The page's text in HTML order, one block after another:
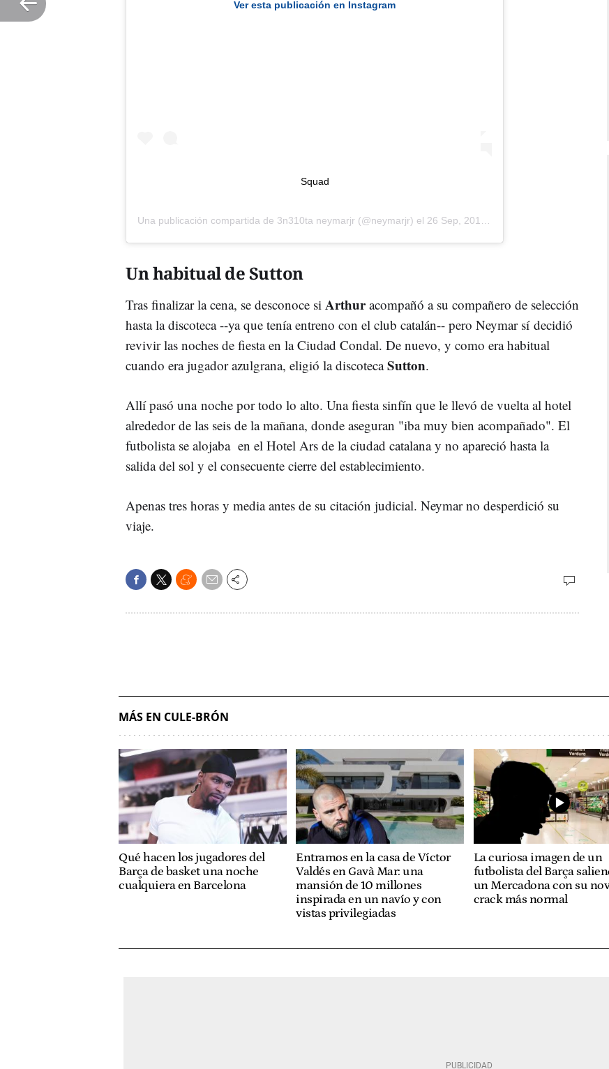
Ver esta publicación en Instagram
Squad
Una publicación compartida de 3n310ta neymarjr (@neymarjr) el 26 Sep, 2019 a las 4:16 PDT
Un habitual de Sutton
Tras finalizar la cena, se desconoce si Arthuracompañó a su compañero de selección
hasta la discoteca --ya que tenía entreno con el club catalán-- pero Neymar sí decidió
revivir las noches de fiesta en la Ciudad Condal. De nuevo, y como era habitual
cuando era jugador azulgrana, eligió la discotecaSutton.
Allí pasó una noche por todo lo alto. Una fiesta sinfín que le llevó de vuelta al hotel
alrededor de las seis de la mañana, donde aseguran "iba muy bien acompañado". El
futbolista se alojaba en el Hotel Ars de la ciudad catalana y no apareció hasta la
salida del sol y el consecuente cierre del establecimiento.
Apenas tres horas y media antes de su citación judicial. Neymar no desperdició su
viaje.
MÁS EN CULE-BRÓN
Qué hacen los jugadores del
Barça de basket una noche
cualquiera en Barcelona
Entramos en la casa de Víctor
Valdés en Gavà Mar: una
mansión de 10 millones
inspirada en un navío y con
vistas privilegiadas
La curiosa imagen de un
futbolista del Barça
un Mercadona con su
crack más normal